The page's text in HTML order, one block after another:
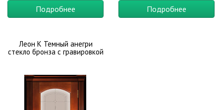
классический дизайн. Данный цвет великолепно сочетается с
мягкими коврами, качественным тюлем и тяжелыми шторами.
или полосатыми обоями, декоративной штукатуркой в
персиковых тонах. Подчеркнуть богатство рисунка натуральной
оттенков.
Материал: Шпонированные
Подробнее Подробнее
Леон К Темный анегри
стекло бронза с гравировкой